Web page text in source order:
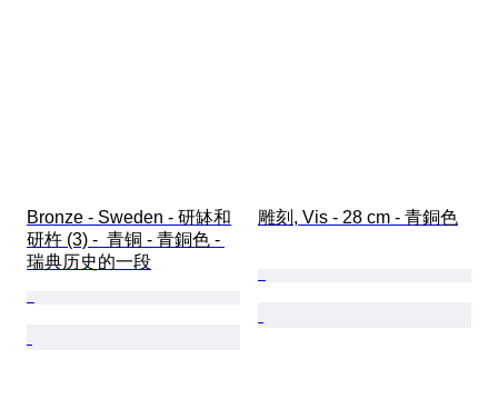
Bronze - Sweden - 研缽和
研杵 (3) -  青铜 - 青銅色 -
瑞典历史的一段
雕刻, Vis - 28 cm - 青銅色